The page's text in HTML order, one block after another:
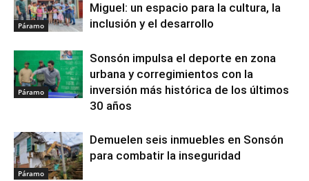
Páramo
Miguel: un espacio para la cultura, la
inclusión y el desarrollo
Páramo
Sonsón impulsa el deporte en zona
urbana y corregimientos con la
inversión más histórica de los últimos
30 años
Páramo
Demuelen seis inmuebles en Sonsón
para combatir la inseguridad